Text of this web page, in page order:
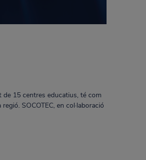
de 15 centres educatius, té com
SOCOTEC, en col·laboració